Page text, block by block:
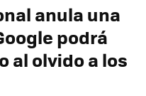
anula una
podrá
al olvido a los